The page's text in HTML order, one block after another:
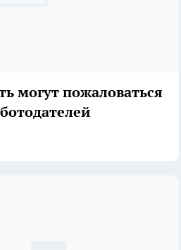
могут пожаловаться